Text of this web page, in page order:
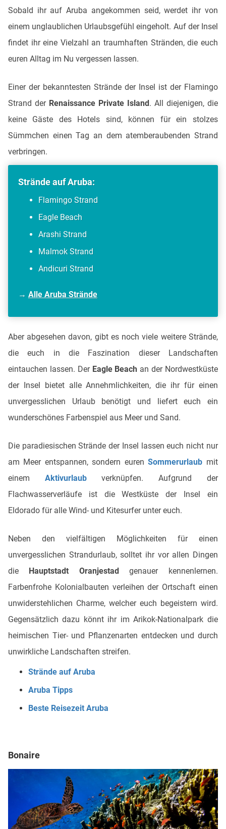
Sobald ihr auf Aruba angekommen seid, werdet ihr von
einem unglaublichen Urlaubsgefühl eingeholt. Auf der Insel
findet ihr eine Vielzahl an traumhaften Stränden, die euch
euren Alltag im Nu vergessen lassen.
Einer der bekanntesten Strände der Insel ist der Flamingo
Strand der Renaissance Private Island . All diejenigen, die
keine Gäste des Hotels sind, können für ein stolzes
Sümmchen einen Tag an dem atemberaubenden Strand
verbringen.
Strände auf Aruba:
Flamingo Strand
Eagle Beach
Arashi Strand
Malmok Strand
Andicuri Strand
→ Alle Aruba Strände
Aber abgesehen davon, gibt es noch viele weitere Strände,
die euch in die Faszination dieser Landschaften
eintauchen lassen. Der Eagle Beach an der Nordwestküste
der Insel bietet alle Annehmlichkeiten, die ihr für einen
unvergesslichen Urlaub benötigt und liefert euch ein
wunderschönes Farbenspiel aus Meer und Sand.
Die paradiesischen Strände der Insel lassen euch nicht nur
am Meer entspannen, sondern eurenSommerurlaub mit
einem Aktivurlaubverknüpfen. Aufgrund der
Flachwasserverläufe ist die Westküste der Insel ein
Eldorado für alle Wind- und Kitesurfer unter euch.
Neben den vielfältigen Möglichkeiten für einen
unvergesslichen Strandurlaub, solltet ihr vor allen Dingen
die
Hauptstadt Oranjestad
genauer kennenlernen.
Farbenfrohe Kolonialbauten verleihen der Ortschaft einen
unwiderstehlichen Charme, welcher euch begeistern wird.
Gegensätzlich dazu könnt ihr im Arikok-Nationalpark die
heimischen Tier- und Pflanzenarten entdecken und durch
unwirkliche Landschaften streifen.
Strände auf Aruba
Aruba Tipps
Beste Reisezeit Aruba
Bonaire